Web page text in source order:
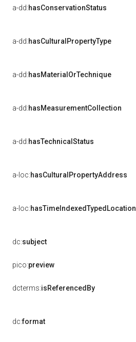
a-dd:hasConservationStatus
a-dd:hasCulturalPropertyType
a-dd:hasMaterialOrTechnique
a-dd:hasMeasurementCollection
a-dd:hasTechnicalStatus
a-loc:hasCulturalPropertyAddress
a-loc:hasTimeIndexedTypedLocation
dc:subject
pico:preview
dcterms:isReferencedBy
dc:format